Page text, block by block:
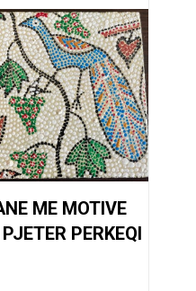
ME MOTIVE
PERKEQI